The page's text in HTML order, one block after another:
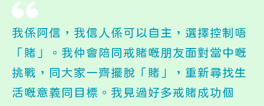
我係阿信，我信人係可以自主，選擇控制唔
「賭」。我仲會陪同戒賭嘅朋友面對當中嘅
挑戰，同大家一齊擺脫「賭」，重新尋找生
活嘅意義同目標。我見過好多戒賭成功個